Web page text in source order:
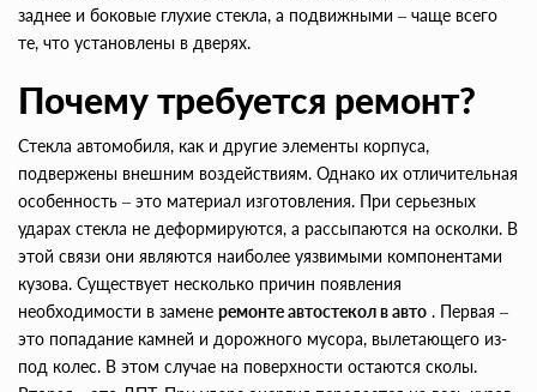
заднее и боковые глухие стекла, а подвижными – чаще всего
те, что установлены в дверях.
Почему требуется ремонт?
Стекла автомобиля, как и другие элементы корпуса,
подвержены внешним воздействиям. Однако их отличительная
особенность – это материал изготовления. При серьезных
ударах стекла не деформируются, а рассыпаются на осколки. В
этой связи они являются наиболее уязвимыми компонентами
кузова. Существует несколько причин появления
необходимости в замене ремонте автостекол в авто . Первая –
это попадание камней и дорожного мусора, вылетающего из-
под колес. В этом случае на поверхности остаются сколы.